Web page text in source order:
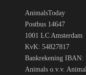
AnimalsToday
Postbus 14647
1001 LC Amsterdam
KvK: 54827817
Bankrekening IBAN:
Animals o.v.v.